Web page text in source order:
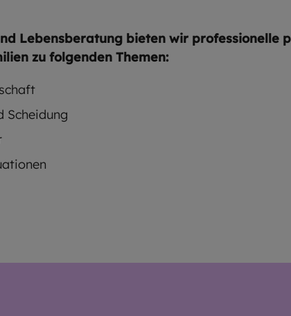
Lebensberatung bieten wir professionelle
zu folgenden Themen:
Scheidung